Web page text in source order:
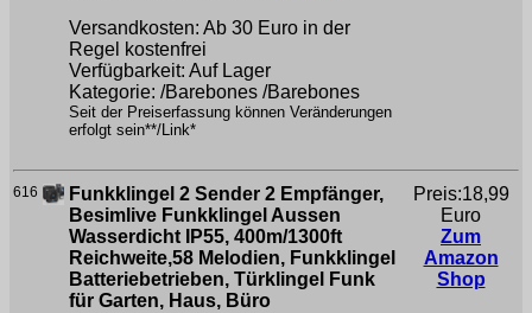
Versandkosten: Ab 30 Euro in der
Regel kostenfrei
Verfügbarkeit: Auf Lager
Kategorie: /Barebones /Barebones
Seit der Preiserfassung können Veränderungen
erfolgt sein**/Link*
616
Funkklingel 2 Sender 2 Empfänger,
Besimlive Funkklingel Aussen
Wasserdicht IP55, 400m/1300ft
Reichweite,58 Melodien, Funkklingel
Batteriebetrieben, Türklingel Funk
für Garten, Haus, Büro
Preis:18,99
Euro
Zum
Amazon
Shop